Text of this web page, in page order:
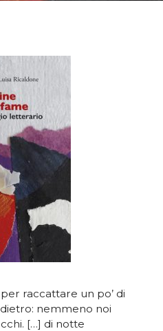
raccattare un po’ di
nemmeno noi
[…] di notte